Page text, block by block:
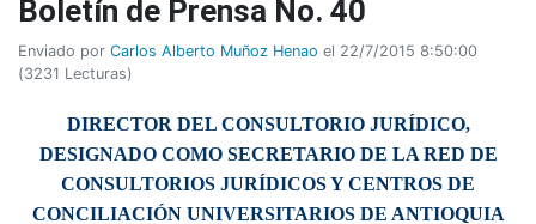
Boletí­n de Prensa No. 40
Enviado por Carlos Alberto Muñoz Henao el 22/7/2015 8:50:00
(3231 Lecturas)
DIRECTOR DEL CONSULTORIO JURÍDICO,
DESIGNADO COMO SECRETARIO DE LA RED DE
CONSULTORIOS JURÍDICOS Y CENTROS DE
CONCILIACIÓN UNIVERSITARIOS DE ANTIOQUIA